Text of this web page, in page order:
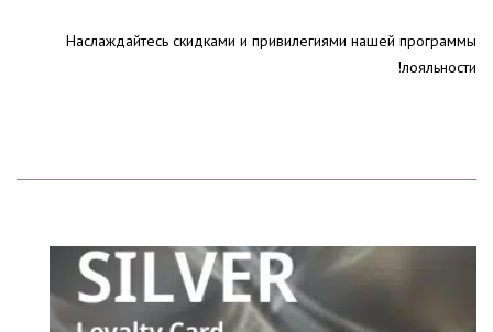
Наслаждайтесь скидками и привилегиями нашей программы
лояльности!